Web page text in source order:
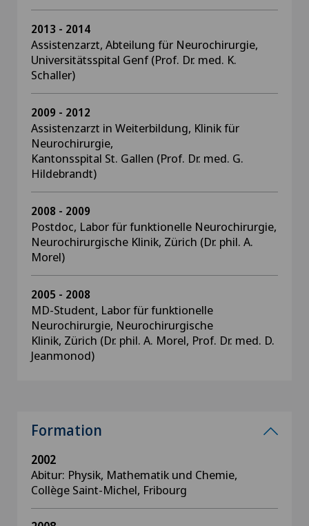
2013 - 2014
Assistenzarzt, Abteilung für Neurochirurgie,
Universitätsspital Genf (Prof. Dr. med. K.
Schaller)
2009 - 2012
Assistenzarzt in Weiterbildung, Klinik für
Neurochirurgie,
Kantonsspital St. Gallen (Prof. Dr. med. G.
Hildebrandt)
2008 - 2009
Postdoc, Labor für funktionelle Neurochirurgie,
Neurochirurgische Klinik, Zürich (Dr. phil. A.
Morel)
2005 - 2008
MD-Student, Labor für funktionelle
Neurochirurgie, Neurochirurgische
Klinik, Zürich (Dr. phil. A. Morel, Prof. Dr. med. D.
Jeanmonod)
Formation
2002
Abitur: Physik, Mathematik und Chemie,
Collège Saint-Michel, Fribourg